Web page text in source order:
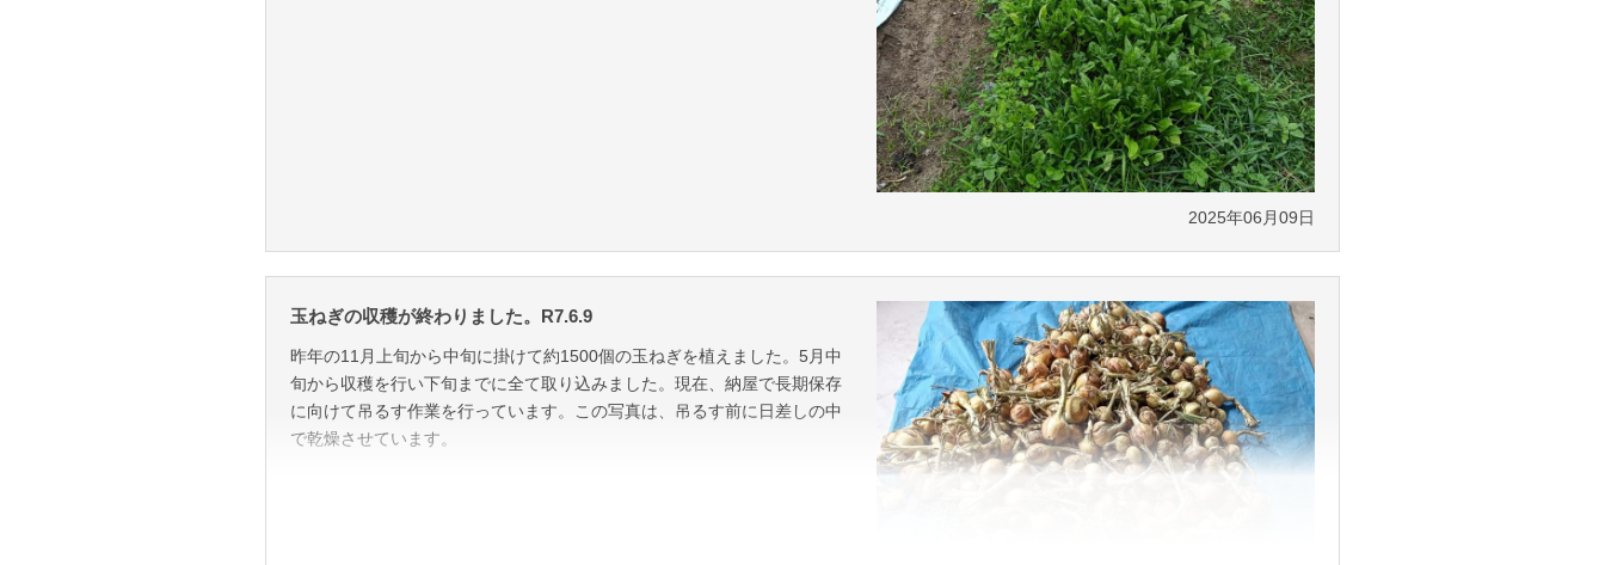
2025年06月09日
玉ねぎの収穫が終わりました。R7.6.9
昨年の11月上旬から中旬に掛けて約1500個の玉ねぎを植えました。5月中
旬から収穫を行い下旬までに全て取り込みました。現在、納屋で長期保存
に向けて吊るす作業を行っています。この写真は、吊るす前に日差しの中
で乾燥させています。